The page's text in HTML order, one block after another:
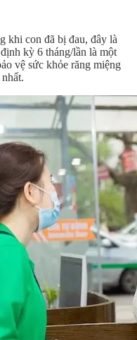
khi con đã bị đau, đây là
kỳ 6 tháng/lần là một
vệ sức khỏe răng miệng